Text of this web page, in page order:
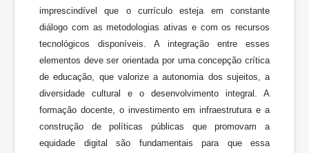
imprescindível que o currículo esteja em constante
diálogo com as metodologias ativas e com os recursos
tecnológicos disponíveis. A integração entre esses
elementos deve ser orientada por uma concepção crítica
de educação, que valorize a autonomia dos sujeitos, a
diversidade cultural e o desenvolvimento integral. A
formação docente, o investimento em infraestrutura e a
construção de políticas públicas que promovam a
equidade digital são fundamentais para que essa